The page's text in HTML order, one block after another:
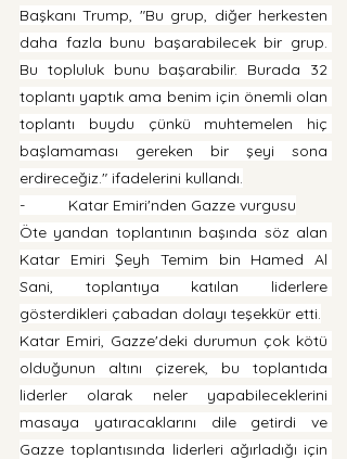
Başkanı Trump, "Bu grup, diğer herkesten
daha fazla bunu başarabilecek bir grup.
Bu topluluk bunu başarabilir. Burada 32
toplantı yaptık ama benim için önemli olan
toplantı buydu çünkü muhtemelen hiç
başlamaması gereken bir şeyi sona
erdireceğiz." ifadelerini kullandı.
-          Katar Emiri'nden Gazze vurgusu
Öte yandan toplantının başında söz alan
Katar Emiri Şeyh Temim bin Hamed Al
Sani, toplantıya katılan liderlere
gösterdikleri çabadan dolayı teşekkür etti.
Katar Emiri, Gazze'deki durumun çok kötü
olduğunun altını çizerek, bu toplantıda
liderler olarak neler yapabileceklerini
masaya yatıracaklarını dile getirdi ve
Gazze toplantısında liderleri ağırladığı için